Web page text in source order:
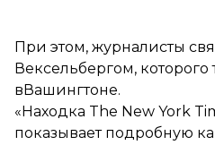
При этом, журналисты
Вексельбергом,
вВашингтоне.
«Находка The New York
показывает подробную